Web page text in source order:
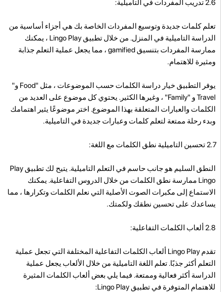
2.6 تدريب المفردات في التاميلية:
تعلم كلمات جديدة وتوسيع المفردات الخاصة بك هي أجزاء أساسية من
الدراسة التاميلية في المنزل. من خلال تطبيق Lingo Play ، يمكنك
ممارسة المفردات بتنسيق gamified ، مما يجعل عملية التعلم جذابة
ومثيرة للاهتمام.
يوفر التطبيق خيار دراسة الكلمات حسب الموضوعات ، مثل "Food و"
Travel و "Family" ، وغيرها الكثير. يحتوي كل موضوع على العديد من
الكلمات والعبارات المتعلقة بهذا الموضوع. اختر موضوعًا يثير اهتمامك
وبدء رحلة ممتعة لتعلم كلمات وعبارات جديدة في التاميلية.
2.7 تحسين التاميلية نطق الكلمات مع اللغة:
النطق السليم هو جانب حاسم في التعلم التاميلية. يتيح لك تطبيق Play
Lingo ممارسة نطق الكلمات من خلال الدروس التفاعلية. يمكنك
الاستماع إلى مكبرات الصوت الأصلية التي نعلم الكلمات وتكرارها ، مما
يساعدك على تحسين نطقك ولكمتك.
2.8 ألعاب الكلمات التفاعلية:
تقدم Lingo Play ألعاب الكلمات التفاعلية المختلفة التي تجعل عملية
التعلم أكثر جذبًا. تعلم اللغة التاميلية من خلال الألعاب يجعل عملية
الدراسة أكثر فعالية وممتعة. فيما يلي بعض ألعاب الكلمات المثيرة
للاهتمام المتوفرة في تطبيق Lingo Play: